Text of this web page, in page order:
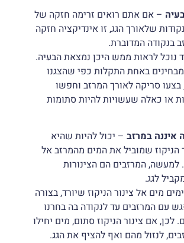
– אם אתם רואים זרימה חזקה של
שלאורך הגג, זו אינדיקציה חזקה
בנקודה המדוברת.
נוכל לראות ממש היכן נמצאת הבעיה.
באחת התקלות כפי שהצגנו
סריקה לאורך המרזב וחפשו
או כאלה שעשויות להיות סתומות
במרזב– יכול להיות שהיא
הניקוז שמוביל את המים מהמרזב אל
למעשה, המרזבים הם הצינורות
לגג.
מים אל צינור הניקוז שיורד, בצורה
עם המרזבים עד לנקודה בה בחרנו
אם צינור הניקוז סתום, מים יחילו
לנזול מהם ואף להציף את הגג.